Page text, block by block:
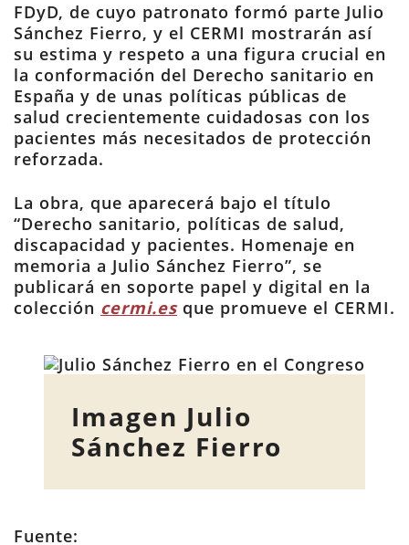
FDyD, de cuyo patronato formó parte Julio
Sánchez Fierro, y el CERMI mostrarán así
su estima y respeto a una figura crucial en
la conformación del Derecho sanitario en
España y de unas políticas públicas de
salud crecientemente cuidadosas con los
pacientes más necesitados de protección
reforzada.
La obra, que aparecerá bajo el título
“Derecho sanitario, políticas de salud,
discapacidad y pacientes. Homenaje en
memoria a Julio Sánchez Fierro”, se
publicará en soporte papel y digital en la
colección cermi.esque promueve el CERMI.
Imagen Julio
Sánchez Fierro
Fuente: